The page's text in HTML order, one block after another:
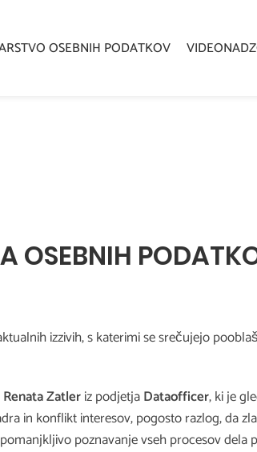
OSEBNIH PODATKOV
OSEBNIH
izzivih, s katerimi se srečujejo
Renata Zatleriz podjetjaDataofficer, ki je
in konflikt interesov, pogosto razlog, da
poznavanje vseh procesov dela